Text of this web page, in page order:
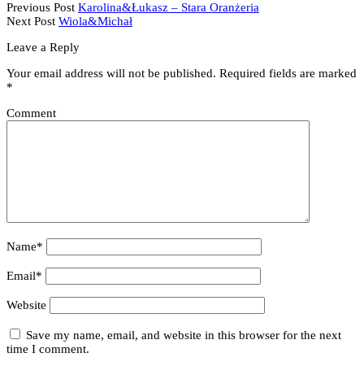
Previous Post Karolina&Łukasz – Stara Oranżeria
Next Post Wiola&Michał
Leave a Reply
Your email address will not be published. Required fields are marked
*
Comment
Name*
Email*
Website
Save my name, email, and website in this browser for the next
time I comment.